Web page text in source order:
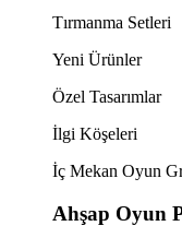
Tırmanma Setleri
Yeni Ürünler
Özel Tasarımlar
İlgi Köşeleri
İç Mekan Oyun
Ahşap Oyun